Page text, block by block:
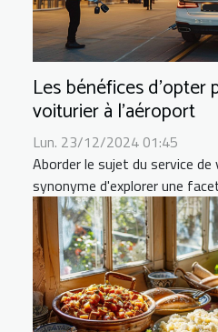
Les bénéfices d'opter
voiturier à l'aéroport
Lun. 23/12/2024 01:45
Aborder le sujet du service
synonyme d'explorer une